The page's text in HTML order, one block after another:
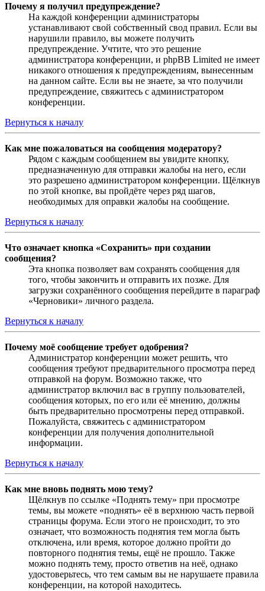
Почему я получил предупреждение?
На каждой конференции администраторы
устанавливают свой собственный свод правил. Если вы
нарушили правило, вы можете получить
предупреждение. Учтите, что это решение
администратора конференции, и phpBB Limited не имеет
никакого отношения к предупреждениям, вынесенным
на данном сайте. Если вы не знаете, за что получили
предупреждение, свяжитесь с администратором
конференции.
Вернуться к началу
Как мне пожаловаться на сообщения модератору?
Рядом с каждым сообщением вы увидите кнопку,
предназначенную для отправки жалобы на него, если
это разрешено администратором конференции. Щёлкнув
по этой кнопке, вы пройдёте через ряд шагов,
необходимых для оправки жалобы на сообщение.
Вернуться к началу
Что означает кнопка «Сохранить» при создании
сообщения?
Эта кнопка позволяет вам сохранять сообщения для
того, чтобы закончить и отправить их позже. Для
загрузки сохранённого сообщения перейдите в параграф
«Черновики» личного раздела.
Вернуться к началу
Почему моё сообщение требует одобрения?
Администратор конференции может решить, что
сообщения требуют предварительного просмотра перед
отправкой на форум. Возможно также, что
администратор включил вас в группу пользователей,
сообщения которых, по его или её мнению, должны
быть предварительно просмотрены перед отправкой.
Пожалуйста, свяжитесь с администратором
конференции для получения дополнительной
информации.
Вернуться к началу
Как мне вновь поднять мою тему?
Щёлкнув по ссылке «Поднять тему» при просмотре
темы, вы можете «поднять» её в верхнюю часть первой
страницы форума. Если этого не происходит, то это
означает, что возможность поднятия тем могла быть
отключена, или время, которое должно пройти до
повторного поднятия темы, ещё не прошло. Также
можно поднять тему, просто ответив на неё, однако
удостоверьтесь, что тем самым вы не нарушаете правила
конференции, на которой находитесь.